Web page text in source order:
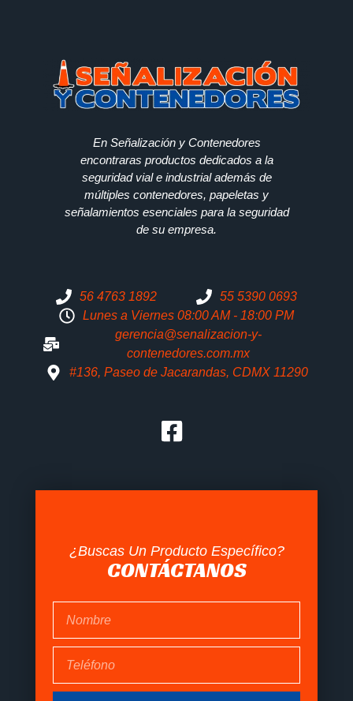
En Señalización y Contenedores
encontraras productos dedicados a la
seguridad vial e industrial además de
múltiples contenedores, papeletas y
señalamientos esenciales para la seguridad
de su empresa.
56 4763 1892
55 5390 0693
Lunes a Viernes 08:00 AM - 18:00 PM
gerencia@senalizacion-y-
contenedores.com.mx
#136, Paseo de Jacarandas, CDMX 11290
¿Buscas Un Producto Específico?
CONTÁCTANOS